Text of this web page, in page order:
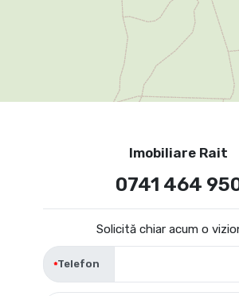
Imobiliare Rait
0741 464
Solicită chiar acum o
Telefon